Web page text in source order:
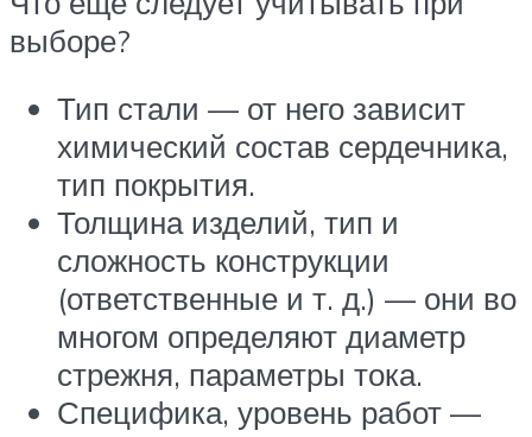
выборе?
Тип стали — от него зависит
химический состав сердечника,
тип покрытия.
Толщина изделий, тип и
сложность конструкции
(ответственные и т. д.) — они во
многом определяют диаметр
стрежня, параметры тока.
Специфика, уровень работ —